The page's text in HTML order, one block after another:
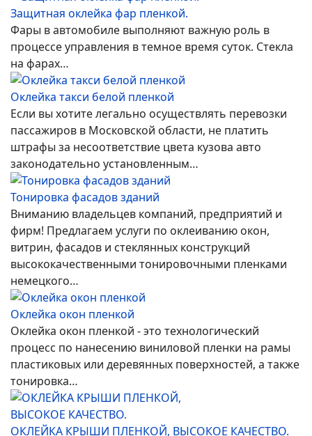
Защитная оклейка фар пленкой.
Фары в автомобиле выполняют важную роль в
процессе управления в темное время суток. Стекла
на фарах…
Оклейка такси белой пленкой
Если вы хотите легально осуществлять перевозки
пассажиров в Московской области, не платить
штрафы за несоответствие цвета кузова авто
законодательно установленным…
Тонировка фасадов зданий
Вниманию владельцев компаний, предприятий и
фирм! Предлагаем услуги по оклеиванию окон,
витрин, фасадов и стеклянных конструкций
высококачественными тонировочными пленками
немецкого…
Оклейка окон пленкой
Оклейка окон пленкой - это технологический
процесс по нанесению виниловой пленки на рамы
пластиковых или деревянных поверхностей, а также
тонировка…
ОКЛЕЙКА КРЫШИ ПЛЕНКОЙ, ВЫСОКОЕ КАЧЕСТВО.